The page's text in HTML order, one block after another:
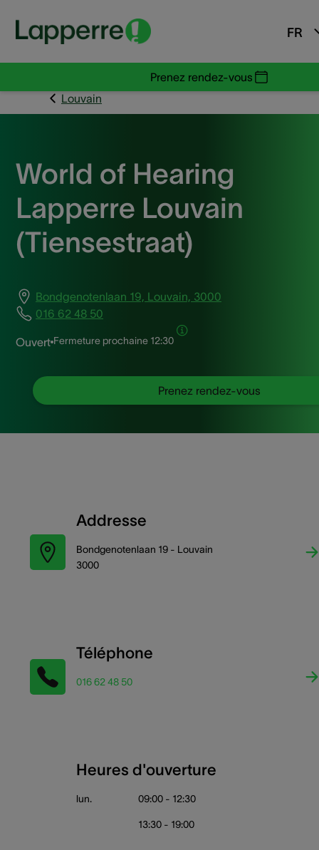
FR
Prenez rendez-vous
Louvain
World of Hearing
Lapperre Louvain
(Tiensestraat)
Bondgenotenlaan 19, Louvain, 3000
016 62 48 50
Ouvert Fermeture prochaine 12:30
Prenez rendez-vous
Addresse
Bondgenotenlaan 19 - Louvain
3000
Téléphone
016 62 48 50
Heures d'ouverture
lun. 09:00 - 12:30
13:30 - 19:00